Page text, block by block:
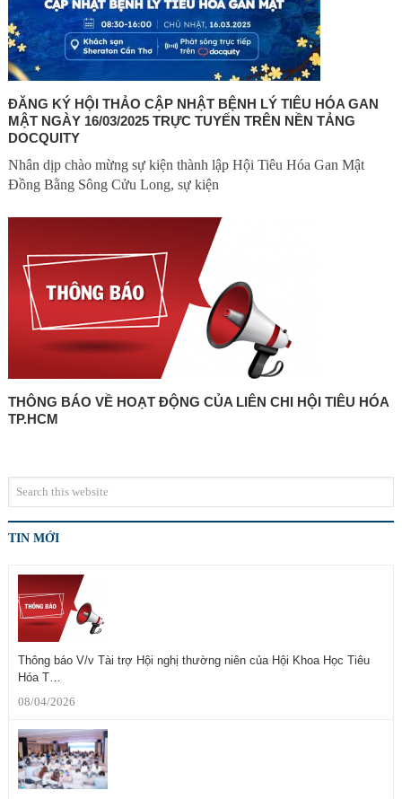
ĐĂNG KÝ HỘI THẢO CẬP NHẬT BỆNH LÝ TIÊU HÓA GAN
MẬT NGÀY 16/03/2025 TRỰC TUYẾN TRÊN NỀN TẢNG
DOCQUITY
Nhân dịp chào mừng sự kiện thành lập Hội Tiêu Hóa Gan Mật
Đồng Bằng Sông Cửu Long, sự kiện
THÔNG BÁO VỀ HOẠT ĐỘNG CỦA LIÊN CHI HỘI TIÊU HÓA
TP.HCM
TIN MỚI
Thông báo V/v Tài trợ Hội nghị thường niên của Hội Khoa Học Tiêu
Hóa T…
08/04/2026